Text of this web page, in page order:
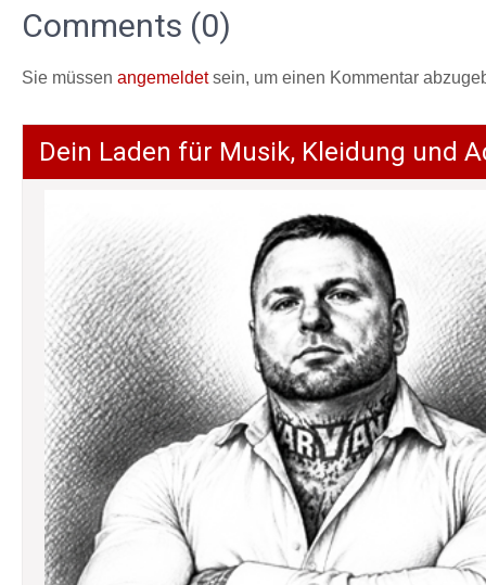
Comments (0)
Sie müssen angemeldetsein, um einen Kommentar
Dein Laden für Musik, Kleidung und